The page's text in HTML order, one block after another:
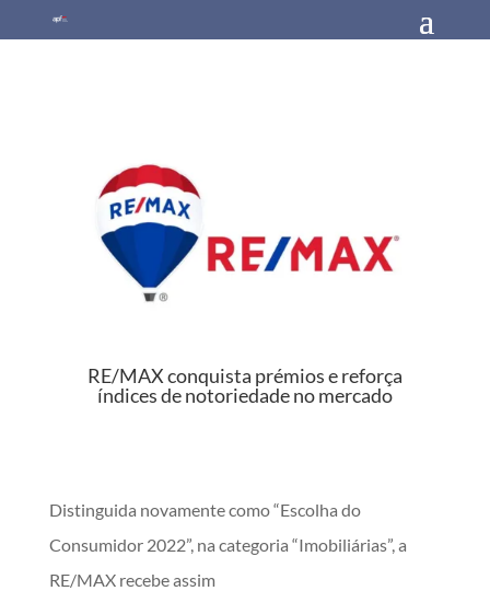
RE/MAX conquista prémios e reforça
índices de notoriedade no mercado
Distinguida novamente como “Escolha do
Consumidor 2022”, na categoria “Imobiliárias”, a
RE/MAX recebe assim